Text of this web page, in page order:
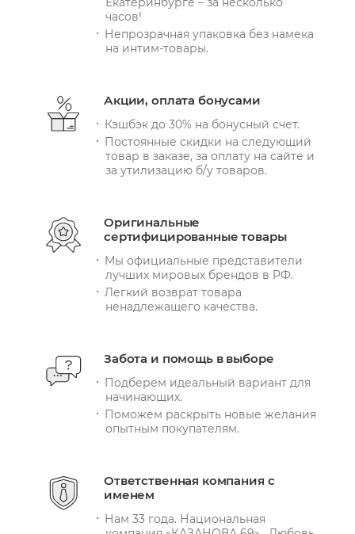
часов!
Непрозрачная упаковка без намека
на интим-товары.
Акции, оплата бонусами
Кэшбэк до 30% на бонусный счет.
Постоянные скидки на следующий
товар в заказе, за оплату на сайте и
за утилизацию б/у товаров.
Оригинальные
сертифицированные товары
Мы официальные представители
лучших мировых брендов в РФ.
Легкий возврат товара
ненадлежащего качества.
Забота и помощь в выборе
Подберем идеальный вариант для
начинающих.
Поможем раскрыть новые желания
опытным покупателям.
Ответственная компания с
именем
Нам 33 года. Национальная